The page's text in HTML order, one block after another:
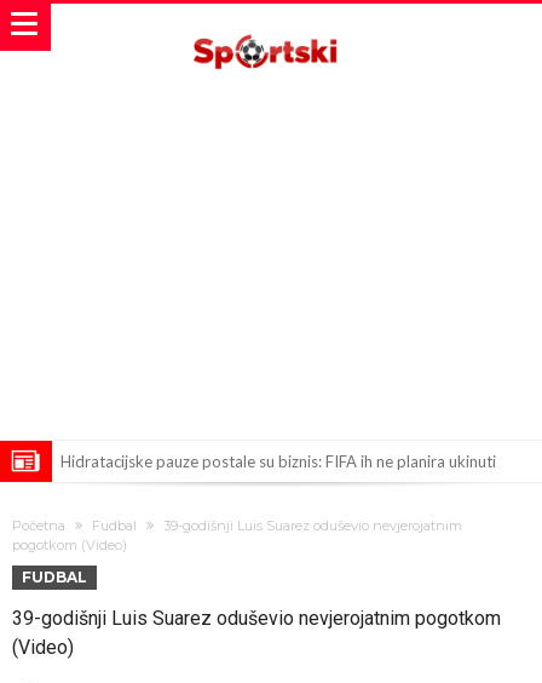
Hidratacijske pauze postale su biznis: FIFA ih ne planira ukinuti
Atletika?!
Ovo se Novaku nikad nije dešavalo: Sinner i Alcaraz odustaju, a
Zverev se odmah “raspao”
Infantino imao ljubavnicu: Isplivale skandalozne informacije, dobila je
novac od UEFA
Mourinho uvodi strogu disciplinu u Real Madrid. Ovo su tri nova
Početna Fudbal
39-godišnji Luis Suarez oduševio nevjerojatnim
pogotkom (Video)
FUDBAL
39-godišnji Luis Suarez oduševio nevjerojatnim pogotkom
(Video)